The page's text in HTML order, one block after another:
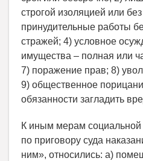
строгой изоляцией или
принудительные работы
стражей; 4) условное
имущества – полная или
7) поражение прав; 8)
9) общественное
обязанности загладить
К иным мерам
по приговору суда
ним», относились: а)